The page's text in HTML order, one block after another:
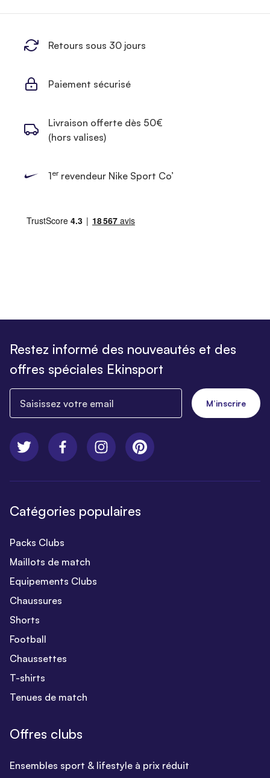
Retours sous 30 jours
Paiement sécurisé
Livraison offerte dès 50€
(hors valises)
1errevendeur Nike Sport Co’
Restez informé des nouveautés et des
offres spéciales Ekinsport
M’inscrire
Catégories populaires
Packs Clubs
Maillots de match
Equipements Clubs
Chaussures
Shorts
Football
Chaussettes
T-shirts
Tenues de match
Offres clubs
Ensembles sport & lifestyle à prix réduit